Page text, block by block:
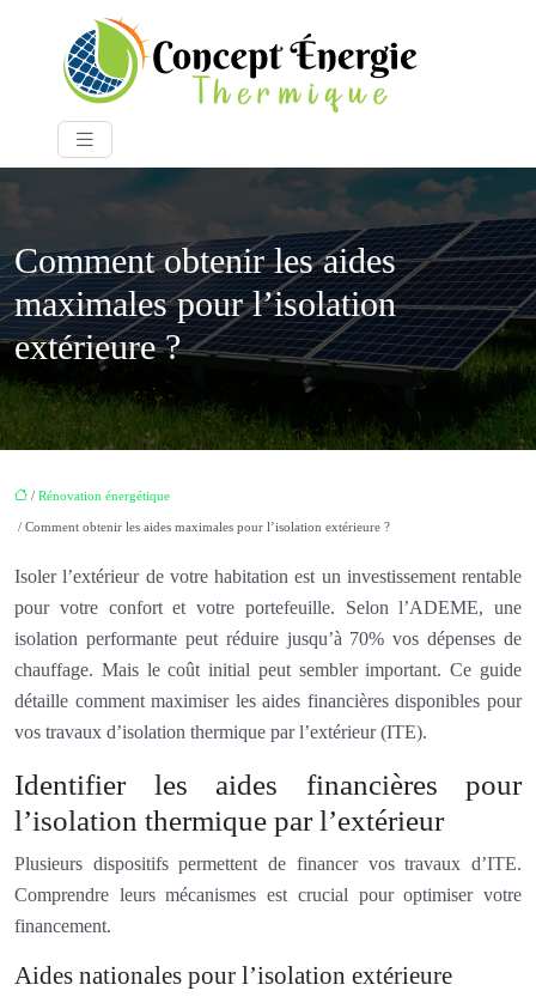
Comment obtenir les aides
maximales pour l’isolation
extérieure ?
/ Rénovation énergétique
/ Comment obtenir les aides maximales pour l’isolation extérieure ?
Isoler l’extérieur de votre habitation est un investissement rentable
pour votre confort et votre portefeuille. Selon l’ADEME, une
isolation performante peut réduire jusqu’à 70% vos dépenses de
chauffage. Mais le coût initial peut sembler important. Ce guide
détaille comment maximiser les aides financières disponibles pour
vos travaux d’isolation thermique par l’extérieur (ITE).
Identifier les aides financières pour
l’isolation thermique par l’extérieur
Plusieurs dispositifs permettent de financer vos travaux d’ITE.
Comprendre leurs mécanismes est crucial pour optimiser votre
financement.
Aides nationales pour l’isolation extérieure